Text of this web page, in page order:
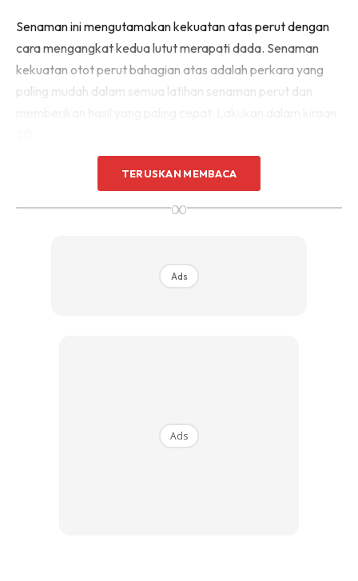
Senaman ini mengutamakan kekuatan atas perut dengan
cara mengangkat kedua lutut merapati dada. Senaman
kekuatan otot perut bahagian atas adalah perkara yang
paling mudah dalam semua latihan senaman perut dan
Ads
TERUSKAN MEMBACA
∞
Ads
Ads